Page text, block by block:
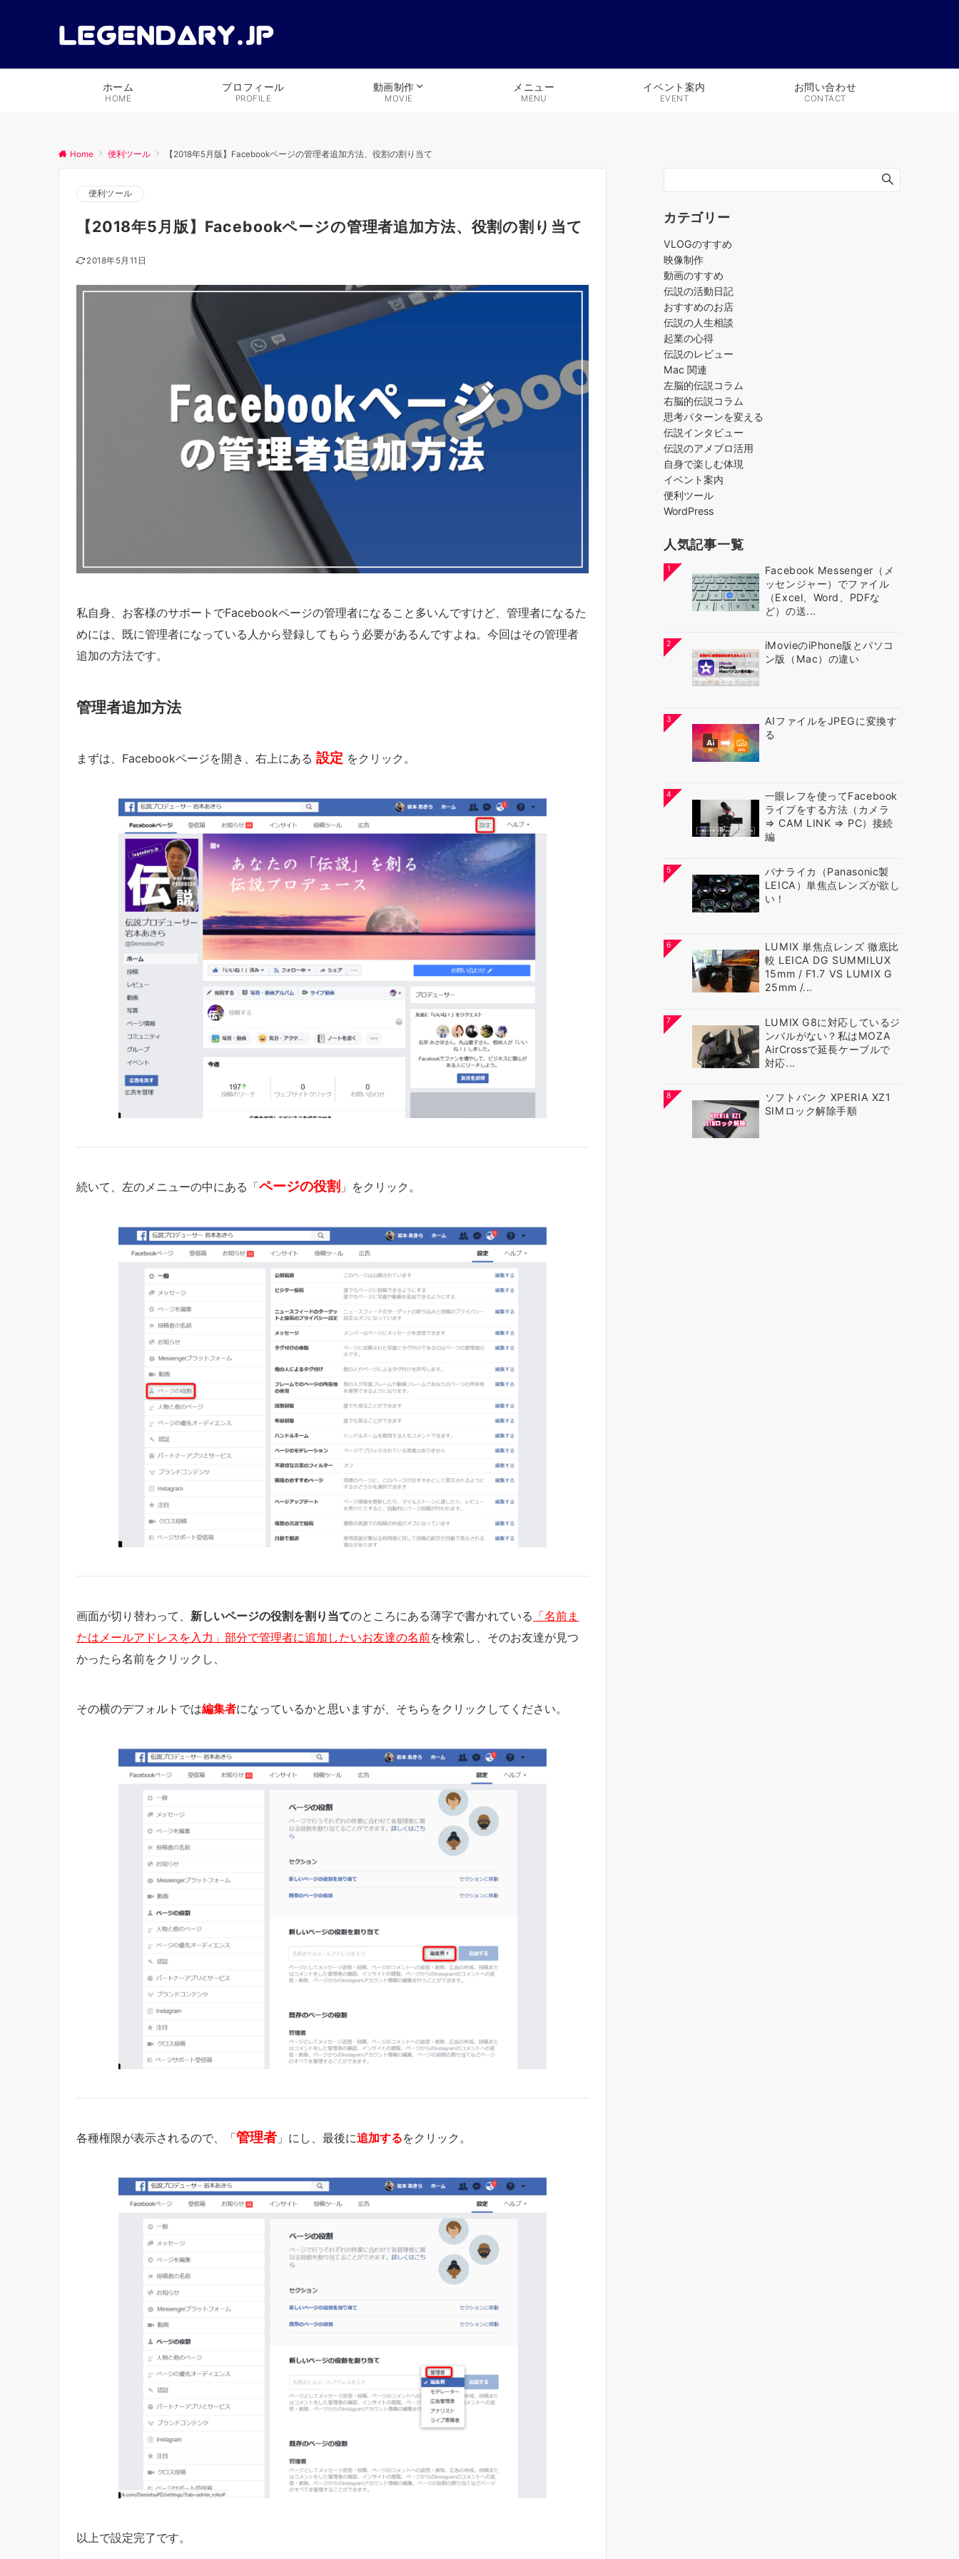
ホーム
HOME
プロフィール
PROFILE
動画制作
MOVIE
メニュー
MENU
イベント案内
EVENT
お問い合わせ
CONTACT
Home 便利ツール 【2018年5月版】Facebookページの管理者追加方法、役割の割り当て
便利ツール
【2018年5月版】Facebookページの管理者追加方法、役割の割り当て
2018年5月11日
私自身、お客様のサポートでFacebookページの管理者になること多いんですけど、管理者になるた
めには、既に管理者になっている人から登録してもらう必要があるんですよね。今回はその管理者
追加の方法です。
管理者追加方法
まずは、Facebookページを開き、右上にある 設定 をクリック。
続いて、左のメニューの中にある「ページの役割 」をクリック。
画面が切り替わって、 新しいページの役割を割り当てのところにある薄字で書かれている 「名前ま
たはメールアドレスを入力」部分で管理者に追加したいお友達の名前を検索し、そのお友達が見つ
かったら名前をクリックし、
その横のデフォルトでは編集者になっているかと思いますが、そちらをクリックしてください。
各種権限が表示されるので、「管理者 」にし、最後に追加するをクリック。
以上で設定完了です。
カテゴリー
VLOGのすすめ
映像制作
動画のすすめ
伝説の活動日記
おすすめのお店
伝説の人生相談
起業の心得
伝説のレビュー
Mac 関連
左脳的伝説コラム
右脳的伝説コラム
思考パターンを変える
伝説インタビュー
伝説のアメブロ活用
自身で楽しむ体現
イベント案内
便利ツール
WordPress
人気記事一覧
1
Facebook Messenger（メ
ッセンジャー）でファイル
（Excel、Word、PDFな
ど）の送...
2
iMovieのiPhone版とパソコ
ン版（Mac）の違い
3
AIファイルをJPEGに変換す
る
4
一眼レフを使ってFacebook
ライブをする方法（カメラ
⇒ CAM LINK ⇒ PC）接続
編
5
パナライカ（Panasonic製
LEICA）単焦点レンズが欲し
い！
6
LUMIX 単焦点レンズ 徹底比
較 LEICA DG SUMMILUX
15mm / F1.7 VS LUMIX G
25mm /...
7
LUMIX G8に対応しているジ
ンバルがない？私はMOZA
AirCrossで延長ケーブルで
対応...
8
ソフトバンク XPERIA XZ1
SIMロック解除手順